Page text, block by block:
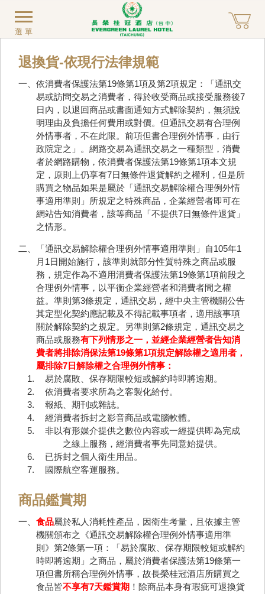
選單
退換貨-依現行法律規範
一、依消費者保護法第19條第1項及第2項規定：「通訊交
易或訪問交易之消費者，得於收受商品或接受服務後7
日內，以退回商品或書面通知方式解除契約，無須說
明理由及負擔任何費用或對價。但通訊交易有合理例
外情事者，不在此限。前項但書合理例外情事，由行
政院定之」。網路交易為通訊交易之一種類型，消費
者於網路購物，依消費者保護法第19條第1項本文規
定，原則上仍享有7日無條件退貨解約之權利，但是所
購買之物品如果是屬於「通訊交易解除權合理例外情
事適用準則」所規定之特殊商品，企業經營者即可在
網站告知消費者，該等商品「不提供7日無條件退貨」
之情形。
二、「通訊交易解除權合理例外情事適用準則」自105年1
月1日開始施行，該準則就部分性質特殊之商品或服
務，規定作為不適用消費者保護法第19條第1項前段之
合理例外情事，以平衡企業經營者和消費者間之權
益。準則第3條規定，通訊交易，經中央主管機關公告
其定型化契約應記載及不得記載事項者，適用該事項
關於解除契約之規定。另準則第2條規定，通訊交易之
商品或服務有下列情形之一，並經企業經營者告知消
費者將排除消保法第19條第1項規定解除權之適用者，
屬排除7日解除權之合理例外情事：
易於腐敗、保存期限較短或解約時即將逾期。
依消費者要求所為之客製化給付。
報紙、期刊或雜誌。
經消費者拆封之影音商品或電腦軟體。
非以有形媒介提供之數位內容或一經提供即為完成
之線上服務，經消費者事先同意始提供。
已拆封之個人衛生用品。
國際航空客運服務。
商品鑑賞期
一、 食品屬於私人消耗性產品，因衛生考量，且依據主管
機關頒布之《通訊交易解除權合理例外情事適用準
則》第2條第一項：「易於腐敗、保存期限較短或解約
時即將逾期」之商品，屬於消費者保護法第19條第一
項但書所稱合理例外情事，故長榮桂冠酒店所購買之
食品皆不享有7天鑑賞期 ！除商品本身有瑕疵可退換貨